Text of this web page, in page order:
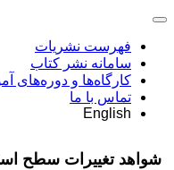
فهرست نشریات
سامانه نشر کتاب
کارگاه‌ها و
تماس با ما
English
شواهد تغییرات سطح